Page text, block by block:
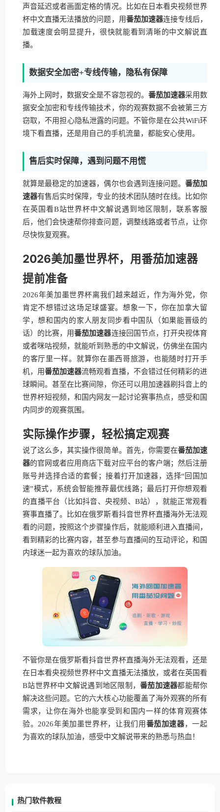
声音延迟或者画面定格的情况。比如在日本看央视频世界
杯中文直播无法播放的问题，用番茄加速器连接专线后，
加载速度会明显提升，很快就能看到清晰的中文解说直
播。
数据安全加密+专线传输，隐私有保障
海外上网时，数据安全是不容忽视的。 番茄加速器采用数
据安全加密和专线传输技术，你的观赛数据不会被第三方
窃取，不用担心隐私泄露的问题。不管你是在公共WiFi环
境下看直播，还是用自己的手机流量，都能安心使用。
售后实时保障，遇到问题不用慌
就算是最稳定的加速器，偶尔也会遇到连接问题。 番茄加
速器有售后实时保障，专业的技术团队随时在线。比如你
在英国看B站世界杯中文解说遇到地区限制，联系客服
后，他们会快速帮你排查问题，调整线路或者节点，让你
尽快恢复观赛。
2026美加墨世界杯，用番茄加速器
提前准备
2026年美加墨世界杯离我们越来越近，作为海外党，你
肯定不想错过这场足球盛宴。想象一下，你在加拿大留
学，想和国内的家人朋友同步看中国队（如果能晋级的
话）的比赛，用番茄加速器连接回国节点，打开央视体育
或者咪咕视频，就能听到熟悉的中文解说，仿佛坐在国内
的客厅里一样。就算你在墨西哥旅游，也能随时打开手
机，用番茄加速器流畅观看直播，不会错过任何精彩的进
球瞬间。甚至在比赛间隙，你还可以用加速器刷抖音上的
世界杯短视频，和国内网友一起讨论赛事热点，感受和国
内同步的观赛氛围。
实际操作步骤，轻松搞定观赛
说了这么多，其实操作很简单。首先，你需要在番茄加速
器的官网或者应用商店下载对应平台的客户端；然后注册
账号并选择合适的套餐；接着打开加速器，选择“回国加
速”模式，系统会智能推荐最优线路；最后打开你想观看
的直播平台（比如抖音、央视频、B站），就能正常观看
赛事直播了。比如在俄罗斯看抖音世界杯直播海外无法观
看的问题，按照这个步骤操作后，就能顺利进入直播间，
看到精彩的比赛内容，甚至参与直播间的互动评论，和国
内球迷一起为喜欢的球队加油。
不管你是在俄罗斯看抖音世界杯直播海外无法观看，还是
在日本看央视频世界杯中文直播无法播放，或者在英国看
B站世界杯中文解说遇到地区限制， 番茄加速器都能帮你
解决这些问题。它的六大核心功能覆盖了海外观赛的所有
需求，让你在海外也能享受到和国内一样的体育观赛体
验。2026年美加墨世界杯，让我们用番茄加速器，一起
为喜欢的球队加油，感受中文解说带来的熟悉与热血！
热门软件教程